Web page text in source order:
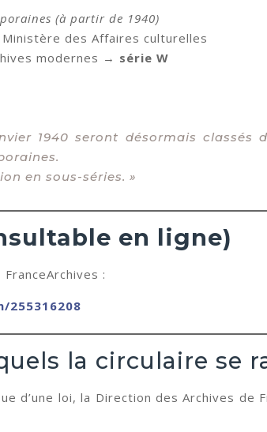
(à partir de 1940)
des Affaires culturelles
modernes → série W
1940 seront désormais classés
en sous-séries. »
en ligne)
:
la circulaire se
d’une loi, la Direction des Archives de